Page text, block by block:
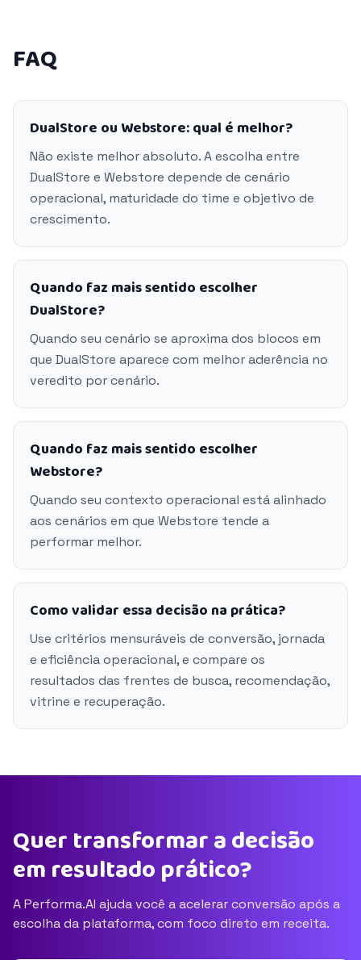
FAQ
DualStore ou Webstore: qual é melhor?
Não existe melhor absoluto. A escolha entre
DualStore e Webstore depende de cenário
operacional, maturidade do time e objetivo de
crescimento.
Quando faz mais sentido escolher
DualStore?
Quando seu cenário se aproxima dos blocos em
que DualStore aparece com melhor aderência no
veredito por cenário.
Quando faz mais sentido escolher
Webstore?
Quando seu contexto operacional está alinhado
aos cenários em que Webstore tende a
performar melhor.
Como validar essa decisão na prática?
Use critérios mensuráveis de conversão, jornada
e eficiência operacional, e compare os
resultados das frentes de busca, recomendação,
vitrine e recuperação.
Quer transformar a decisão
em resultado prático?
A Performa.AI ajuda você a acelerar conversão após a
escolha da plataforma, com foco direto em receita.